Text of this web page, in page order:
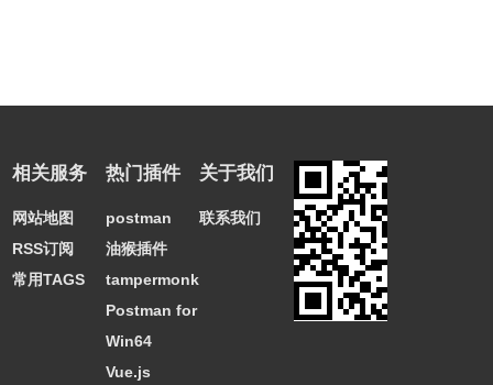
相关服务
网站地图
RSS订阅
常用TAGS
热门插件
postman
油猴插件
tampermonkey
Postman for
Win64
Vue.js
关于我们
联系我们